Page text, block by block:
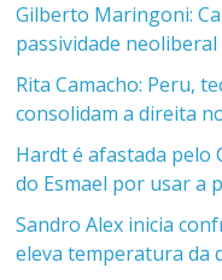
Gilberto Maringoni:
passividade neoliberal
Rita Camacho: Peru,
consolidam a direita
Hardt é afastada pelo
do Esmael por usar a
Sandro Alex inicia
eleva temperatura da